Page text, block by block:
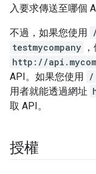
入要求傳送至哪個
不過，如果您使用
testmycompany
http://
API。如果您使用 /
用者就能透過網址
取 API。
授權